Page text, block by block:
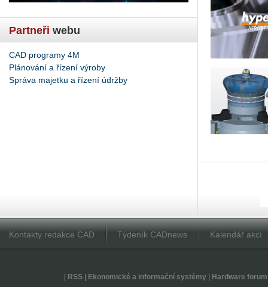
Partneři webu
CAD programy 4M
Plánování a řízení výroby
Správa majetku a řízení údržby
Kontakty redakce CAD Týdeník CADnews Kalendář akcí
RSS| Ekonomické a informační systémy| Hardware forum